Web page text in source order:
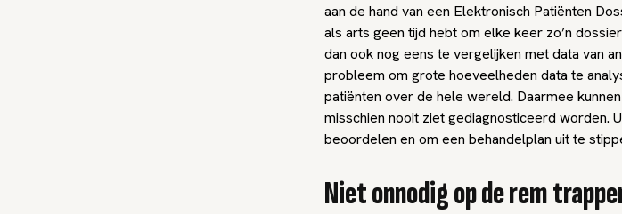
aan de hand van een Elektronisch Patiënten
als arts geen tijd hebt om elke keer zo’n
dan ook nog eens te vergelijken met data van
probleem om grote hoeveelheden data te
patiënten over de hele wereld. Daarmee
misschien nooit ziet gediagnosticeerd worden.
beoordelen en om een behandelplan uit te
Niet onnodig op de rem